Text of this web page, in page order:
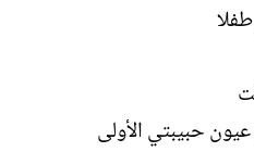
حبيبتي الأولى